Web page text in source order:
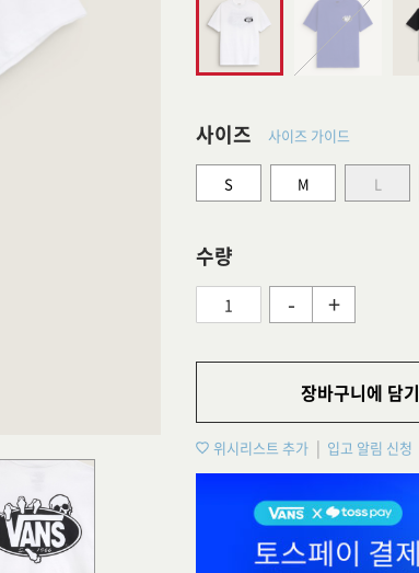
사이즈 사이즈 가이드
S M L
수량
- +
장바구니에 담기
위시리스트 추가 입고 알림 신청